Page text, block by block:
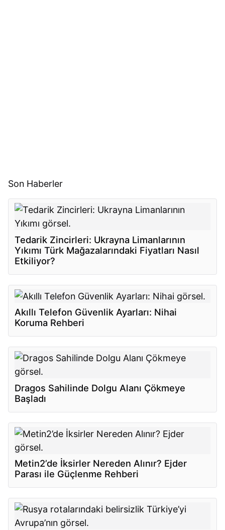
Son Haberler
Tedarik Zincirleri: Ukrayna Limanlarının
Yıkımı Türk Mağazalarındaki Fiyatları Nasıl
Etkiliyor?
Akıllı Telefon Güvenlik Ayarları: Nihai
Koruma Rehberi
Dragos Sahilinde Dolgu Alanı Çökmeye
Başladı
Metin2’de İksirler Nereden Alınır? Ejder
Parası ile Güçlenme Rehberi